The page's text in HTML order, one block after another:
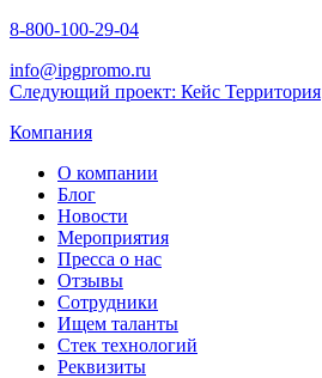
8-800-100-29-04
info@ipgpromo.ru
Следующий проект: Кейс Территория
Компания
О компании
Блог
Новости
Мероприятия
Пресса о нас
Отзывы
Сотрудники
Ищем таланты
Стек технологий
Реквизиты